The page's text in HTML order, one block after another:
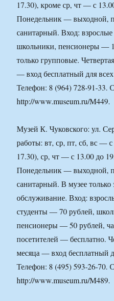
17.30), кроме ср, чт — с
Понедельник — выходной,
санитарный. Вход:
школьники, пенсионеры —
только групповые.
— вход бесплатный для
Телефон: 8 (964) 728-91-33.
http://www.museum.ru/M449.
Музей К. Чуковского: ул.
работы: вт, ср, пт, сб, вс —
17.30), ср, чт — с 13.00 до
Понедельник — выходной,
санитарный. В музее только
обслуживание. Вход:
студенты — 70 рублей,
пенсионеры — 50 рублей,
посетителей — бесплатно.
месяца — вход бесплатный
Телефон: 8 (495) 593-26-70.
http://www.museum.ru/M489.